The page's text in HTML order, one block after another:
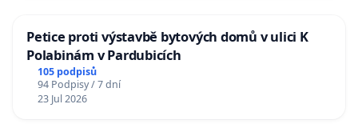
Petice proti výstavbě bytových domů v ulici K
Polabinám v Pardubicích
105 podpisů
94 Podpisy / 7 dní
23 Jul 2026